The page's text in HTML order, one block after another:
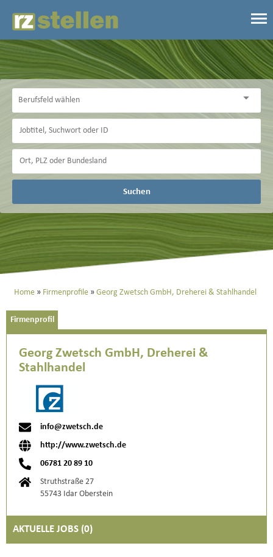
Suchen
Home Firmenprofile Georg Zwetsch GmbH, Dreherei & Stahlhandel
Firmenprofil
Georg Zwetsch GmbH, Dreherei &
Stahlhandel
info@zwetsch.de
http://www.zwetsch.de
06781 20 89 10
Struthstraße 27
55743 Idar Oberstein
AKTUELLE JOBS (0)